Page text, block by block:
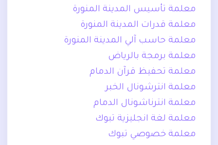
معلمة تأسيس المدينة المنورة
معلمة قدرات المدينة المنورة
معلمة حاسب آلي المدينة المنورة
معلمة برمجة بالرياض
معلمة تحفيظ قرآن الدمام
معلمة انترشونال الخبر
معلمة انترناشونال الدمام
معلمة لغة انجليزية تبوك
معلمة خصوصي تبوك